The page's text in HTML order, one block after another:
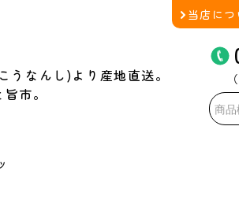
当店につ
うなんし)より産地直送。
市。